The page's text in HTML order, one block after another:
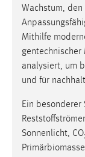
Wachstum,
Mithilfe
gentechnischer
analysiert, um
und für
Ein besonderer
Sonnenlicht,